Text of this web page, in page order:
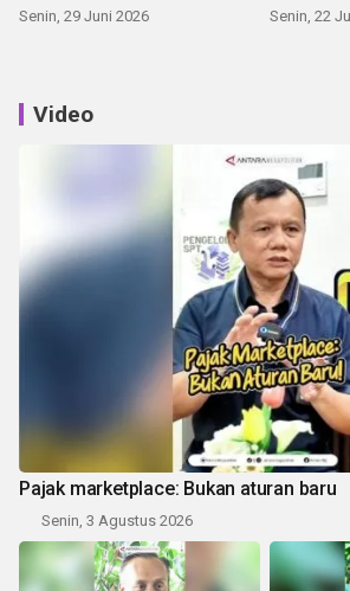
Senin, 29 Juni 2026 Senin, 22
Video
Pajak marketplace: Bukan aturan baru
Senin, 3 Agustus 2026